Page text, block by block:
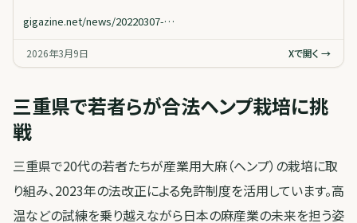
gigazine.net/news/20220307-…
2026年3月9日 Xで開く →
三重県で若者らが合法ヘンプ栽培に挑
戦
三重県で20代の若者たちが産業用大麻（ヘンプ）の栽培に取
り組み、2023年の法改正による免許制度を活用しています。高
温などの試練を乗り越えながら日本の麻産業の未来を担う姿